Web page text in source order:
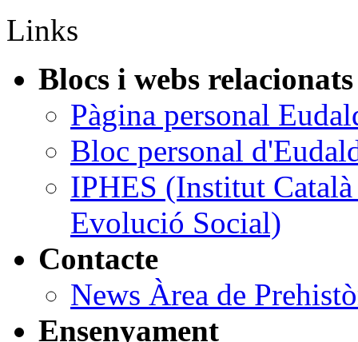
Links
Blocs i webs relacionats
Pàgina personal
Bloc personal
IPHES (Institut
Evolució Social)
Contacte
News Àrea de
Ensenyament